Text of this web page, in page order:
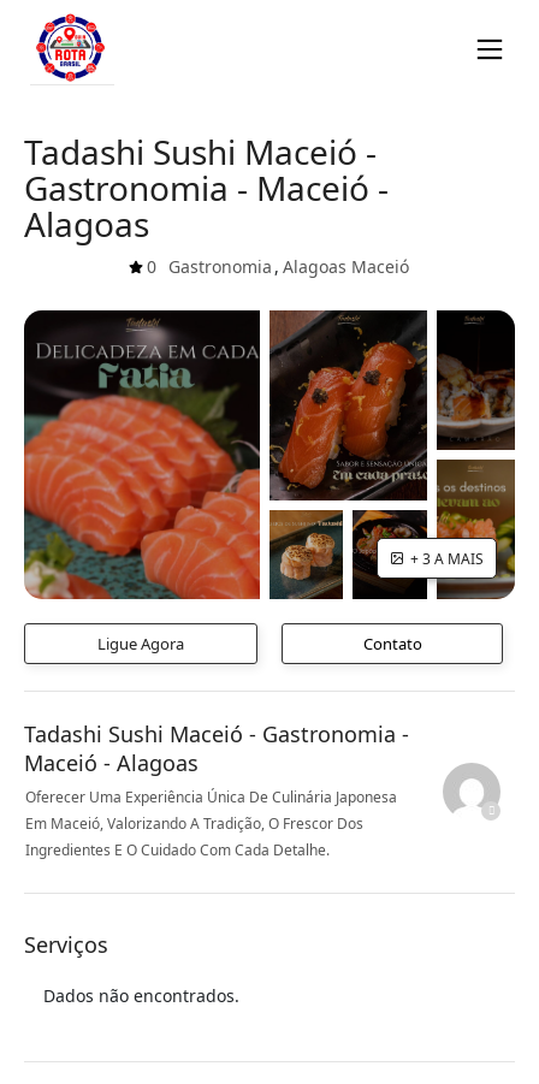
Tadashi Sushi Maceió -
Gastronomia - Maceió -
Alagoas
0 Gastronomia , Alagoas Maceió
+ 3 A MAIS
Ligue Agora Contato
Tadashi Sushi Maceió - Gastronomia -
Maceió - Alagoas
Oferecer Uma Experiência Única De Culinária Japonesa
Em Maceió, Valorizando A Tradição, O Frescor Dos
Ingredientes E O Cuidado Com Cada Detalhe.
Serviços
Dados não encontrados.